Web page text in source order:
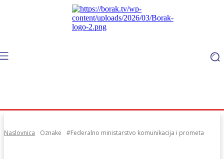
Naslovnica Oznake #Federalno ministarstvo komunikacija i prometa